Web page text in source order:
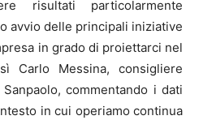
risultati particolarmente
avvio delle principali iniziative
in grado di proiettarci nel
Carlo Messina, consigliere
commentando i dati
in cui operiamo continua